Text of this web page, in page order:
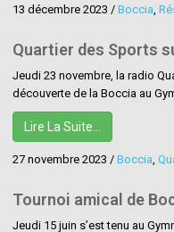
13 décembre 2023 /Boccia ,
Quartier des Sports
Jeudi 23 novembre, la radio
découverte de la Boccia au
Lire La Suite…
27 novembre 2023 /Boccia ,
Tournoi amical de
Jeudi 15 juin s’est tenu au